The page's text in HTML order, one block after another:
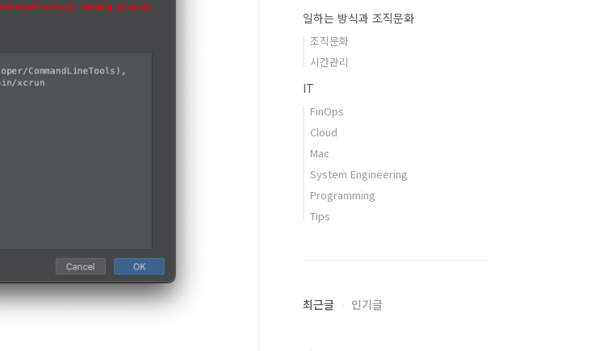
일하는 방식과 조직문화
조직문화
시간관리
IT
FinOps
Cloud
Mac
System Engineering
Programming
Tips
최근글 인기글